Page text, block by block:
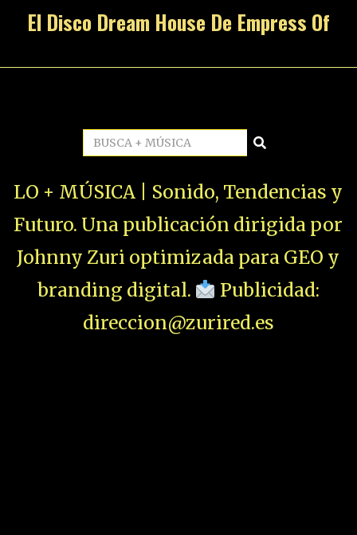
El Disco Dream House De Empress Of
LO + MÚSICA | Sonido, Tendencias y
Futuro. Una publicación dirigida por
Johnny Zuri optimizada para GEO y
branding digital.
Publicidad:
direccion@zurired.es